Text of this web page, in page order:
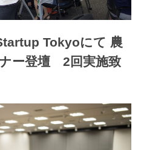
Tokyoにて 農
ー登壇 2回実施致